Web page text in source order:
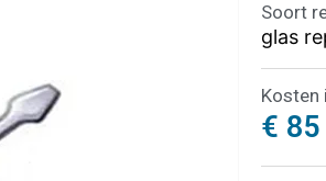
Soort
glas
Kosten
€ 85